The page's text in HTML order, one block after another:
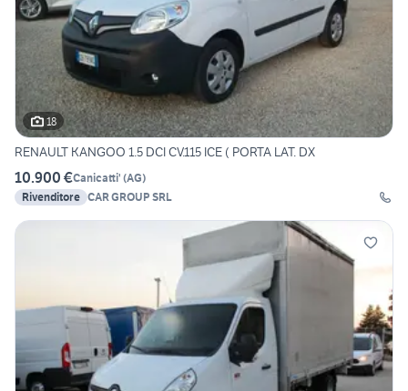
18
RENAULT KANGOO 1.5 DCI CV.115 ICE ( PORTA LAT. DX
10.900 €Canicatti' (AG)
Rivenditore CAR GROUP SRL